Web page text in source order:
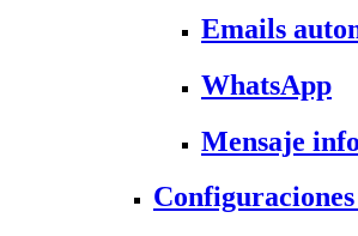
Emails
WhatsApp
Mensaje